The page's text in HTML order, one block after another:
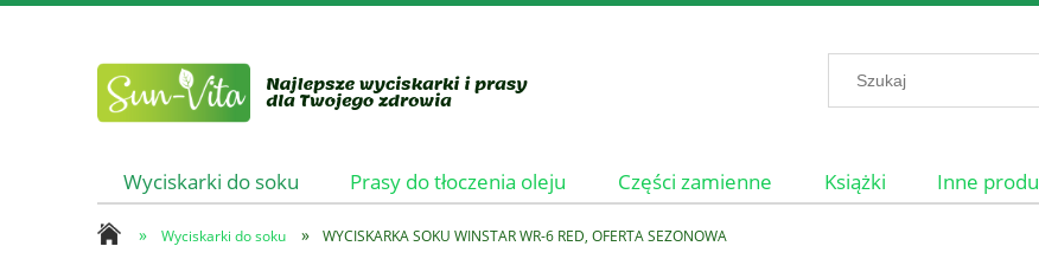
Wyciskarki do soku Prasy do tłoczenia oleju Części zamienne Książki Inne
» Wyciskarki do soku » WYCISKARKA SOKU WINSTAR WR-6 RED, OFERTA SEZONOWA